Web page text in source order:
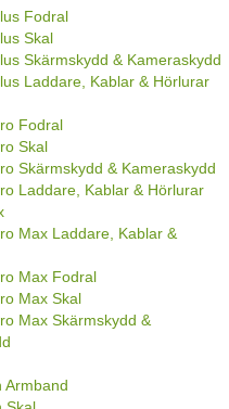
Fodral
Skal
Skärmskydd & Kameraskydd
Laddare, Kablar & Hörlurar
Fodral
Skal
Skärmskydd & Kameraskydd
Laddare, Kablar & Hörlurar
Max Laddare, Kablar &
Max Fodral
Max Skal
Max Skärmskydd &
Armband